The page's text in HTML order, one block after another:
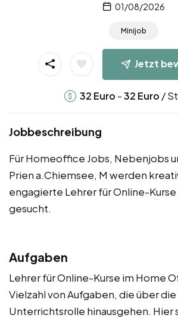
01/08/2026
Minijob
Jetzt
32 Euro -32 Euro /
Jobbeschreibung
Für Homeoffice Jobs, Nebenjobs
Prien a.Chiemsee, M werden
engagierte Lehrer für Online-
gesucht.
Aufgaben
Lehrer für Online-Kurse im Home
Vielzahl von Aufgaben, die über
Unterrichtsrolle hinausgehen. Hier